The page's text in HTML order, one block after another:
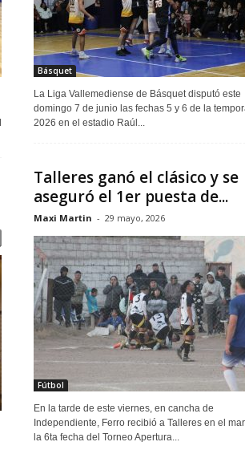
Básquet
La Liga Vallemediense de Básquet disputó este
domingo 7 de junio las fechas 5 y 6 de la
2026 en el estadio Raúl...
Talleres ganó el clásico y se
aseguró el 1er puesta de...
Maxi Martin - 29 mayo, 2026
Fútbol
En la tarde de este viernes, en cancha de
Independiente, Ferro recibió a Talleres en el
la 6ta fecha del Torneo Apertura...